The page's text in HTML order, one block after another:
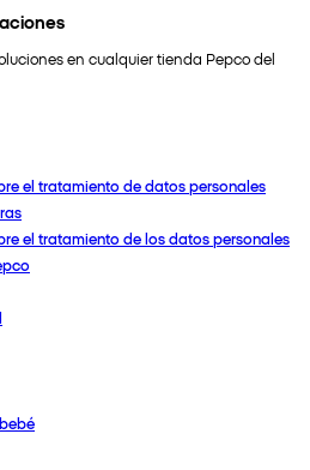
en cualquier tienda Pepco del
el tratamiento de datos personales
el tratamiento de los datos personales